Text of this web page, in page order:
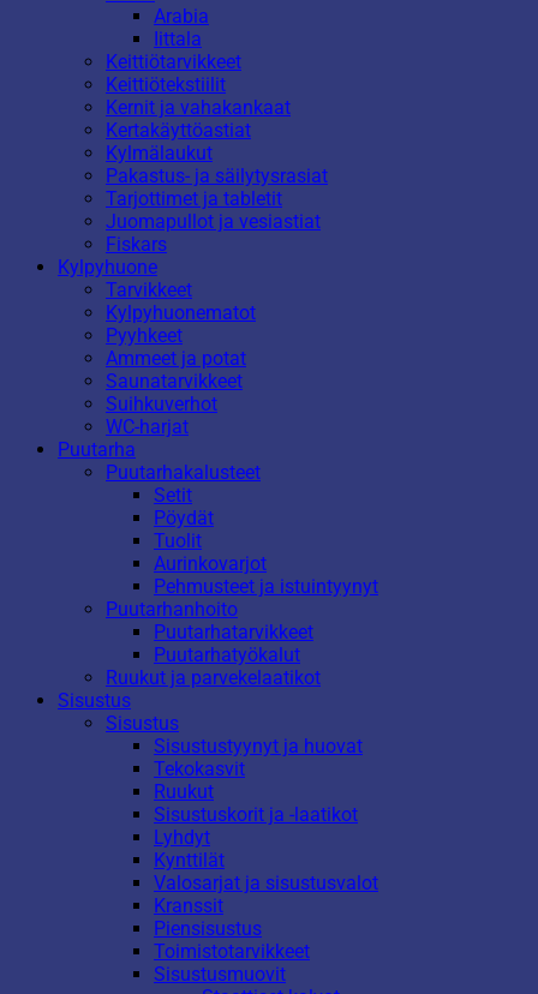
Arabia
Iittala
Keittiötarvikkeet
Keittiötekstiilit
Kernit ja vahakankaat
Kertakäyttöastiat
Kylmälaukut
Pakastus- ja säilytysrasiat
Tarjottimet ja tabletit
Juomapullot ja vesiastiat
Fiskars
Kylpyhuone
Tarvikkeet
Kylpyhuonematot
Pyyhkeet
Ammeet ja potat
Saunatarvikkeet
Suihkuverhot
WC-harjat
Puutarha
Puutarhakalusteet
Setit
Pöydät
Tuolit
Aurinkovarjot
Pehmusteet ja istuintyynyt
Puutarhanhoito
Puutarhatarvikkeet
Puutarhatyökalut
Ruukut ja parvekelaatikot
Sisustus
Sisustus
Sisustustyynyt ja huovat
Tekokasvit
Ruukut
Sisustuskorit ja -laatikot
Lyhdyt
Kynttilät
Valosarjat ja sisustusvalot
Kranssit
Piensisustus
Toimistotarvikkeet
Sisustusmuovit